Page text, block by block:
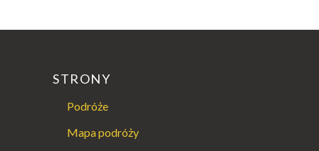
STRONY
Podróże
Mapa podróży